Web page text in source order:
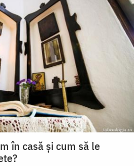
în casă și cum să le